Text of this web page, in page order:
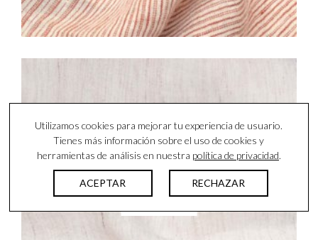
SIENA
Utilizamos cookies para mejorar tu experiencia de usuario.
Tienes más información sobre el uso de cookies y
herramientas de análisis en nuestra política de privacidad.
ACEPTAR RECHAZAR